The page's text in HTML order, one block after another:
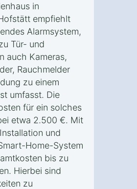
in
empfiehlt
Alarmsystem,
Tür- und
auch Kameras,
Rauchmelder
zu einem
umfasst. Die
für ein solches
etwa 2.500 €. Mit
und
Home-System
bis zu
Hierbei sind
zu